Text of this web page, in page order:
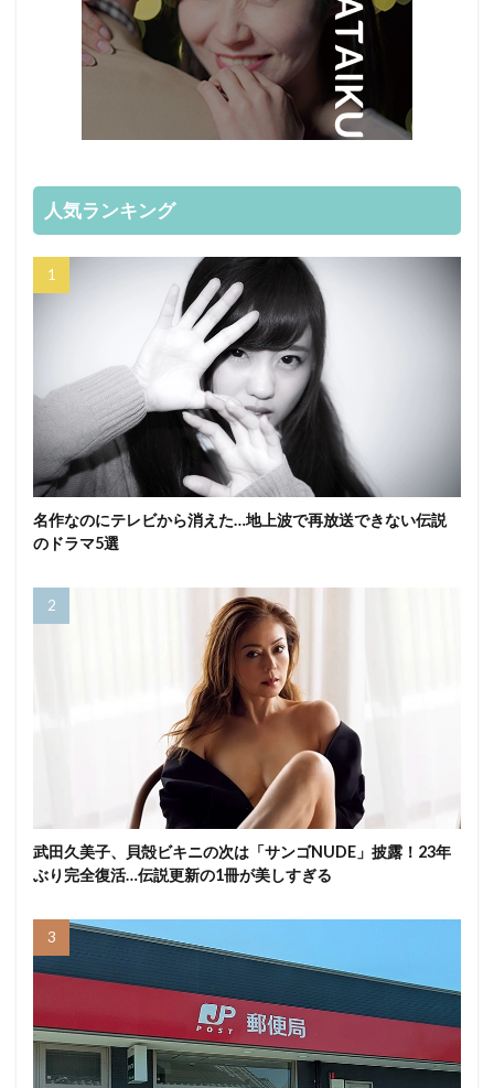
人気ランキング
名作なのにテレビから消えた…地上波で再放送できない伝説
のドラマ5選
武田久美子、貝殻ビキニの次は「サンゴNUDE」披露！23年
ぶり完全復活…伝説更新の1冊が美しすぎる